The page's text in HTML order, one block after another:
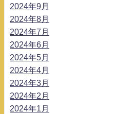
2024年9月
2024年8月
2024年7月
2024年6月
2024年5月
2024年4月
2024年3月
2024年2月
2024年1月